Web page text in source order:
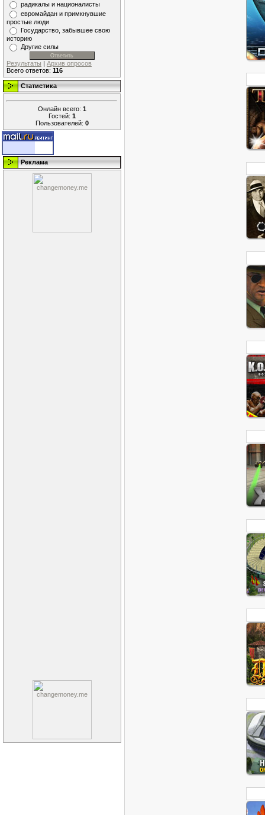
радикалы и националисты
евромайдан и примкнувшие
простые люди
Государство, забывшее свою
историю
Другие силы
Результаты | Архив опросов
Всего ответов: 116
Статистика
Онлайн всего: 1
Гостей: 1
Пользователей: 0
Реклама